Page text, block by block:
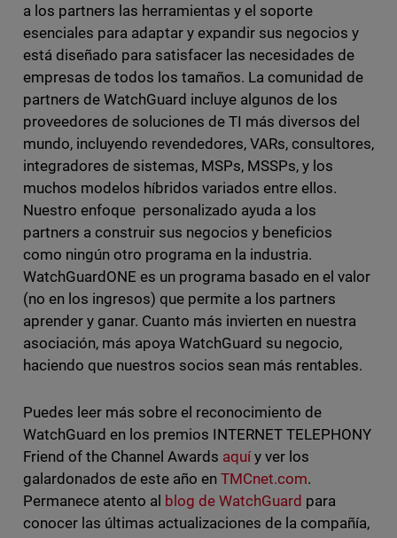
a los partners las herramientas y el soporte
esenciales para adaptar y expandir sus negocios y
está diseñado para satisfacer las necesidades de
empresas de todos los tamaños. La comunidad de
partners de WatchGuard incluye algunos de los
proveedores de soluciones de TI más diversos del
mundo, incluyendo revendedores, VARs, consultores,
integradores de sistemas, MSPs, MSSPs, y los
muchos modelos híbridos variados entre ellos.
Nuestro enfoque personalizado ayuda a los
partners a construir sus negocios y beneficios
como ningún otro programa en la industria.
WatchGuardONE es un programa basado en el valor
(no en los ingresos) que permite a los partners
aprender y ganar. Cuanto más invierten en nuestra
asociación, más apoya WatchGuard su negocio,
haciendo que nuestros socios sean más rentables.
Puedes leer más sobre el reconocimiento de
WatchGuard en los premios INTERNET TELEPHONY
Friend of the Channel Awards aquíy ver los
galardonados de este año en TMCnet.com.
Permanece atento al blog de WatchGuard para
conocer las últimas actualizaciones de la compañía,